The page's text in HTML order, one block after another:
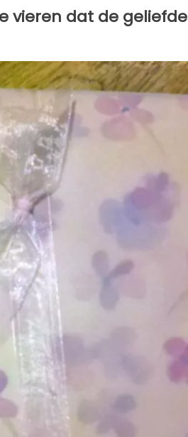
vieren dat de geliefde